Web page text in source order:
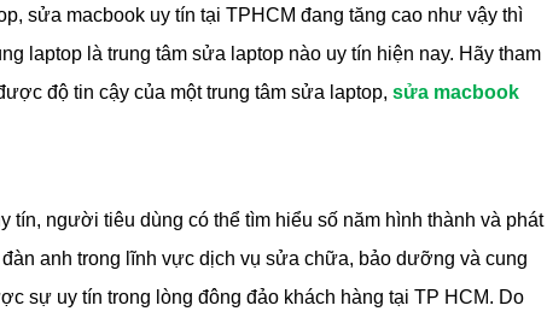
sửa macbook uy tín tại TPHCM đang tăng cao như vậy thì
laptop là trung tâm sửa laptop nào uy tín hiện nay. Hãy tham
độ tin cậy của một trung tâm sửa laptop, sửa macbook
tín, người tiêu dùng có thể tìm hiểu số năm hình thành và phát
anh trong lĩnh vực dịch vụ sửa chữa, bảo dưỡng và cung
sự uy tín trong lòng đông đảo khách hàng tại TP HCM. Do